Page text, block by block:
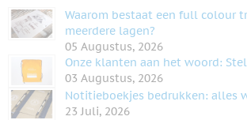
Waarom bestaat een full colour
meerdere lagen?
05 Augustus, 2026
Onze klanten aan het woord:
03 Augustus, 2026
Notitieboekjes bedrukken: alles
23 Juli, 2026